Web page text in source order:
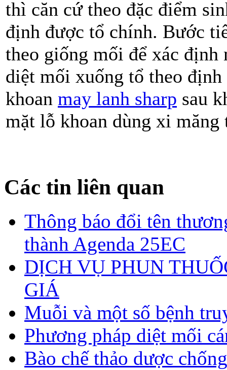
thì căn cứ theo đặc điểm
định được tổ chính. Bước
theo giống mối để xác định
diệt mối xuống tổ theo
khoan may lanh sharp sau
mặt lỗ khoan dùng xi
Các tin liên quan
Thông báo đổi tên
thành Agenda 25EC
DỊCH VỤ PHUN
GIÁ
Muỗi và một số bệnh
Phương pháp diệt mối
Bào chế thảo dược